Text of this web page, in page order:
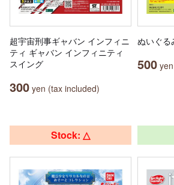
超宇宙刑事ギャバン インフィニ
ティ ギャバン インフィニティ
スイング
300 yen (tax included)
ぬいぐる
500
Stock: △